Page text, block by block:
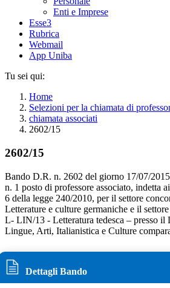
Enti e Imprese
Esse3
Rubrica
Webmail
App Uniba
Tu sei qui:
Home
Selezioni per la chiamata di
chiamata associati
2602/15
2602/15
Bando D.R. n. 2602 del giorno 17/07/
n. 1 posto di professore associato, indetta
6 della legge 240/2010, per il settore
Letterature e culture germaniche e il
L- LIN/13 - Letteratura tedesca – presso il
Lingue, Arti, Italianistica e Culture
Dettagli Bando